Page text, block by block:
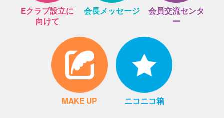
Eクラブ設立に
向けて
会長メッセージ
会員交流センタ
ー
MAKE UP ニコニコ箱